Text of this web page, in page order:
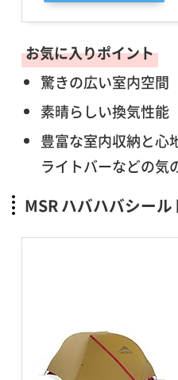
お気に入りポイント
驚きの広い室内空間
素晴らしい換気性能
豊富な室内収納と心
ライトバーなどの気
MSR ハバハバシール